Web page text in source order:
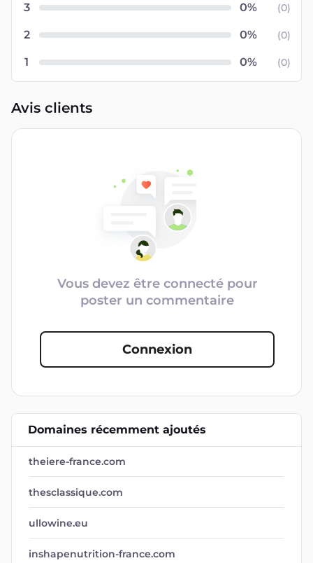
3 (0)
2 (0)
1 (0)
Avis clients
Vous devez être connecté pour
poster un commentaire
Connexion
Domaines récemment ajoutés
theiere-france.com
thesclassique.com
ullowine.eu
inshapenutrition-france.com